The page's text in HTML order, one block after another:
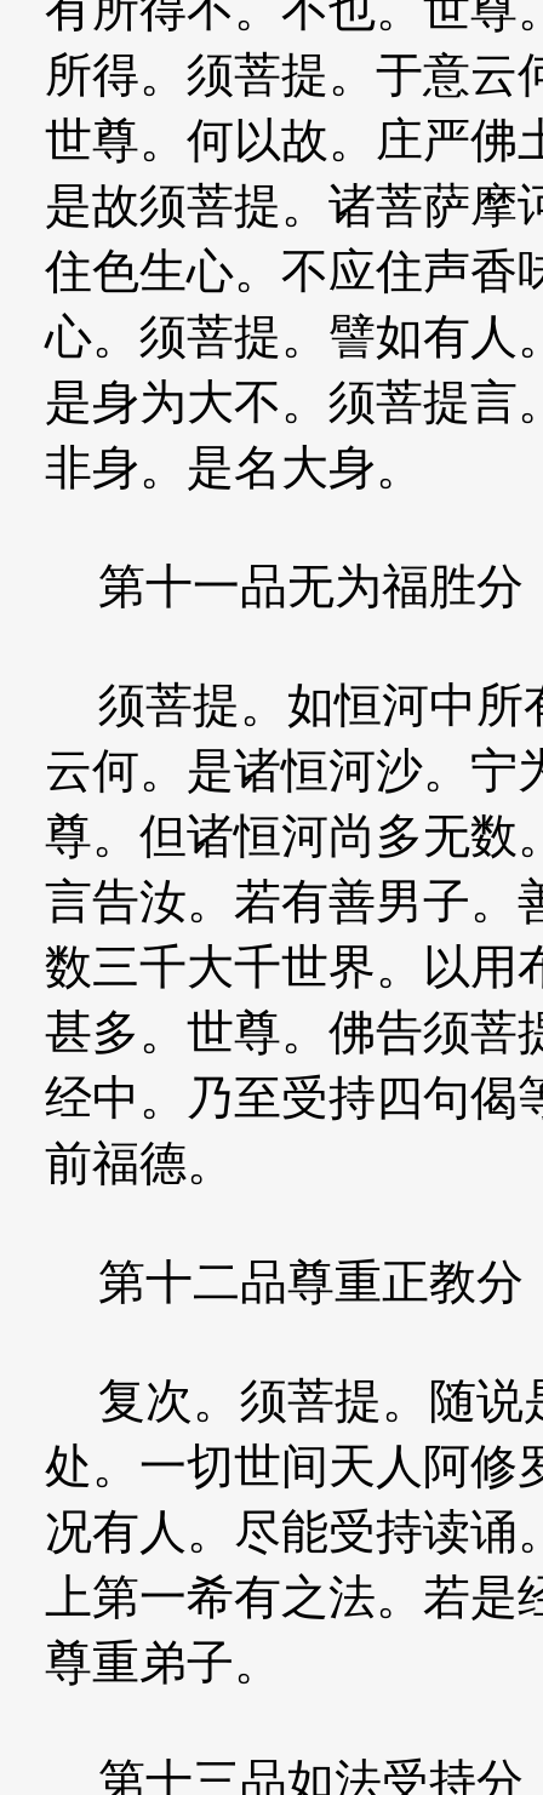
所得。须菩提。于意云
世尊。何以故。庄严佛
是故须菩提。诸菩萨摩
住色生心。不应住声香
心。须菩提。譬如有人
是身为大不。须菩提言
非身。是名大身。
第十一品无为福胜分
须菩提。如恒河中所
云何。是诸恒河沙。宁
尊。但诸恒河尚多无数
言告汝。若有善男子。
数三千大千世界。以用
甚多。世尊。佛告须菩
经中。乃至受持四句偈
前福德。
第十二品尊重正教分
复次。须菩提。随说
处。一切世间天人阿修
况有人。尽能受持读诵
上第一希有之法。若
尊重弟子。
第十三品如法受持分